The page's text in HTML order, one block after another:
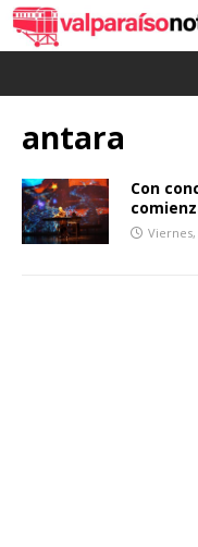
antara
Con
Viernes,